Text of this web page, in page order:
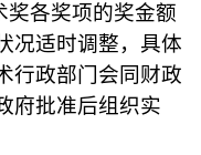
奖各奖项的奖金额
况适时调整，具体
行政部门会同财政
府批准后组织实